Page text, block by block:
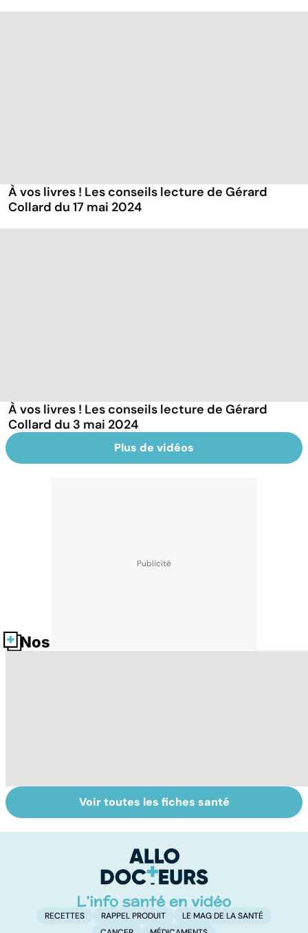
À vos livres ! Les conseils lecture de Gérard
Collard du 17 mai 2024
À vos livres ! Les conseils lecture de Gérard
Collard du 3 mai 2024
Plus de vidéos
Nos fiches santé
Tout savoir sur
les infections
Inflammation des
amygdales : que
d'angine ?
Voir toutes les fiches santé
RECETTES RAPPEL PRODUIT
LE MAG DE LA SANTÉ